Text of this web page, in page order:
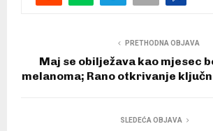
PRETHODNA OBJAVA
Maj se obilježava kao mjesec
melanoma; Rano otkrivanje
SLEDEĆA OBJAVA